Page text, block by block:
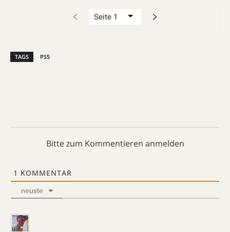
TAGS PS5
Bitte zum Kommentieren anmelden
1 KOMMENTAR
neuste